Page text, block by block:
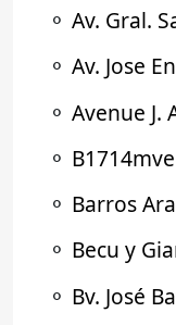
⚬ Av. Gral.
⚬ Av. Jose
⚬ Avenue J.
⚬
⚬ Barros
⚬ Becu y
⚬ Bv. José